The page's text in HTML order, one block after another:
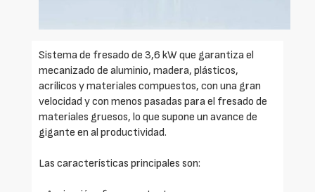
Sistema de fresado de 3,6 kW que garantiza el
mecanizado de aluminio, madera, plásticos,
acrílicos y materiales compuestos, con una gran
velocidad y con menos pasadas para el fresado de
materiales gruesos, lo que supone un avance de
gigante en al productividad.
Las características principales son: